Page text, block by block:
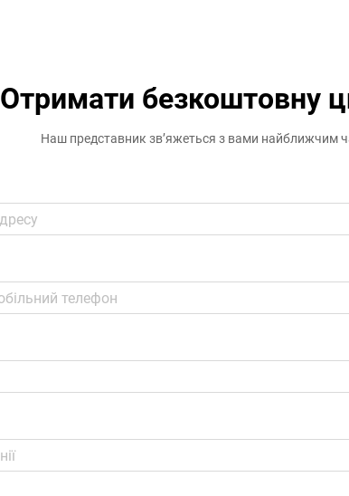
Отримати безкоштовну
Наш представник зв’яжеться з вами найближчим